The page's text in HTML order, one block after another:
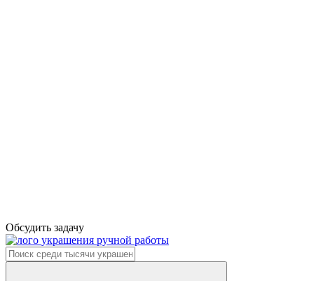
Обсудить задачу
украшения ручной работы